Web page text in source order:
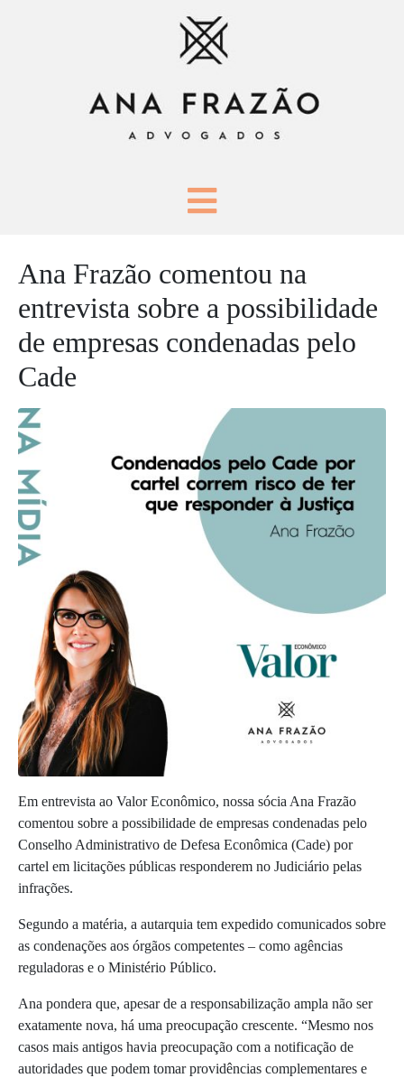
Ana Frazão comentou na
entrevista sobre a possibilidade
de empresas condenadas pelo
Cade
Em entrevista ao Valor Econômico, nossa sócia Ana Frazão
comentou sobre a possibilidade de empresas condenadas pelo
Conselho Administrativo de Defesa Econômica (Cade) por
cartel em licitações públicas responderem no Judiciário pelas
infrações.
Segundo a matéria, a autarquia tem expedido comunicados sobre
as condenações aos órgãos competentes – como agências
reguladoras e o Ministério Público.
Ana pondera que, apesar de a responsabilização ampla não ser
exatamente nova, há uma preocupação crescente. “Mesmo nos
casos mais antigos havia preocupação com a notificação de
autoridades que podem tomar providências complementares e